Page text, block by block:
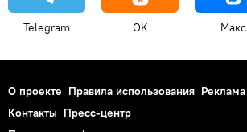
Telegram OK Макс
О проекте Правила использования Реклама
Контакты Пресс-центр